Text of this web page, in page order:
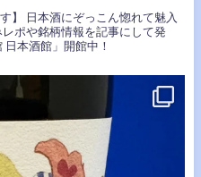
】
日本酒にぞっこん惚れて魅入
ポや銘柄情報を記事にして発
日本酒館」開館中！